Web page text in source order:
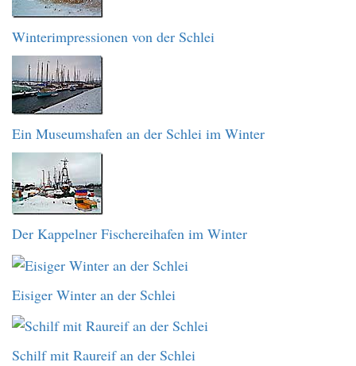
Winterimpressionen von der Schlei
Ein Museumshafen an der Schlei im Winter
Der Kappelner Fischereihafen im Winter
Eisiger Winter an der Schlei
Schilf mit Raureif an der Schlei